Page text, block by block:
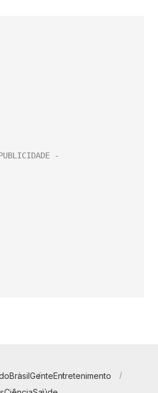
BrasilGenteEntretenimento